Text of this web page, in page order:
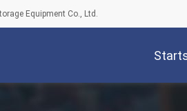
Equipment Co., Ltd.